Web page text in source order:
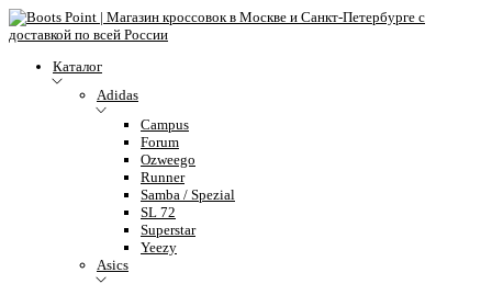
Каталог
Adidas
Campus
Forum
Ozweego
Runner
Samba / Spezial
SL 72
Superstar
Yeezy
Asics